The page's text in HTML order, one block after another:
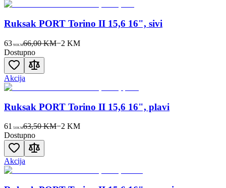
Ruksak PORT Torino II 15,6 16", sivi
63 90KM66,00 KM−2 KM
Dostupno
Akcija
Ruksak PORT Torino II 15,6 16", plavi
61 50KM63,50 KM−2 KM
Dostupno
Akcija